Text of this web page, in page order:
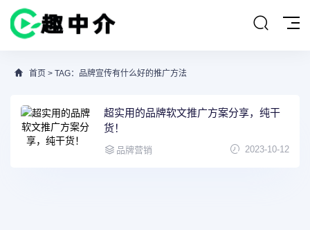
首页 > TAG：品牌宣传有什么好的推广方法
超实用的品牌软文推广方案分享，纯干
货！
品牌营销 2023-10-12